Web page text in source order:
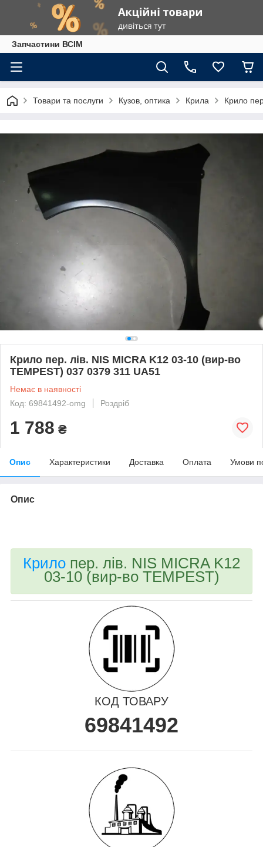
Запчастини ВСІМ
Товари та послуги Кузов, оптика Крила Крило
Крило пер. лів. NIS MICRA K12 03-10 (вир-во
TEMPEST) 037 0379 311 UA51
Немає в наявності
Код: 69841492-omg
Роздріб
1 788 ₴
Опис Характеристики Доставка Оплата Умови
Опис
Крило пер. лів. NIS MICRA K12
03-10 (вир-во TEMPEST)
КОД ТОВАРУ
69841492